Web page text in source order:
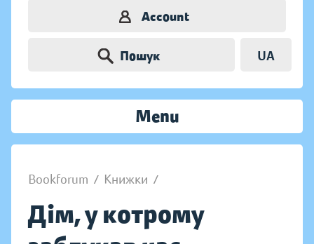
Account
Пошук UA
Menu
Bookforum / Книжки /
Дім, у котрому